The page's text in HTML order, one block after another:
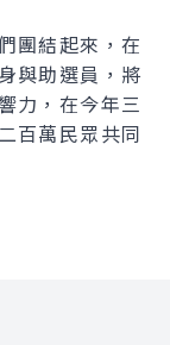
團結起來，在
與助選員，將
力，在今年三
百萬民眾共同